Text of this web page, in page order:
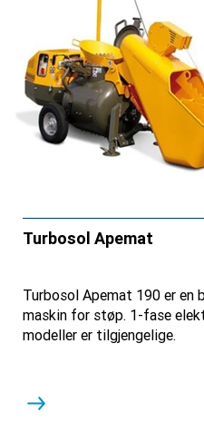
Turbosol Apemat
Turbosol Apemat 190 er en
maskin for støp. 1-fase
modeller er tilgjengelige.